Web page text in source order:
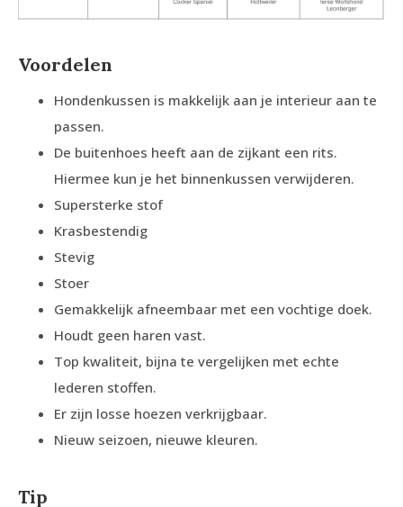
Voordelen
Hondenkussen is makkelijk aan je interieur aan te
passen.
De buitenhoes heeft aan de zijkant een rits.
Hiermee kun je het binnenkussen verwijderen.
Supersterke stof
Krasbestendig
Stevig
Stoer
Gemakkelijk afneembaar met een vochtige doek.
Houdt geen haren vast.
Top kwaliteit, bijna te vergelijken met echte
lederen stoffen.
Er zijn losse hoezen verkrijgbaar.
Nieuw seizoen, nieuwe kleuren.
Tip